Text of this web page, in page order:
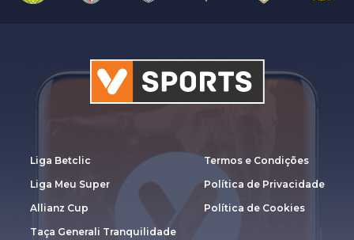
Liga Betclic
Liga Meu Super
Allianz Cup
Taça Generali Tranquilidade
Termos e Condições
Política de Privacidade
Política de Cookies